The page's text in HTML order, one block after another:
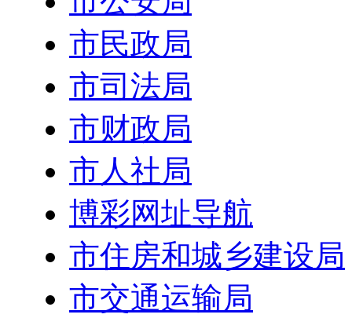
市民政局
市司法局
市财政局
市人社局
博彩网址导航
市住房和城乡建设局
市交通运输局